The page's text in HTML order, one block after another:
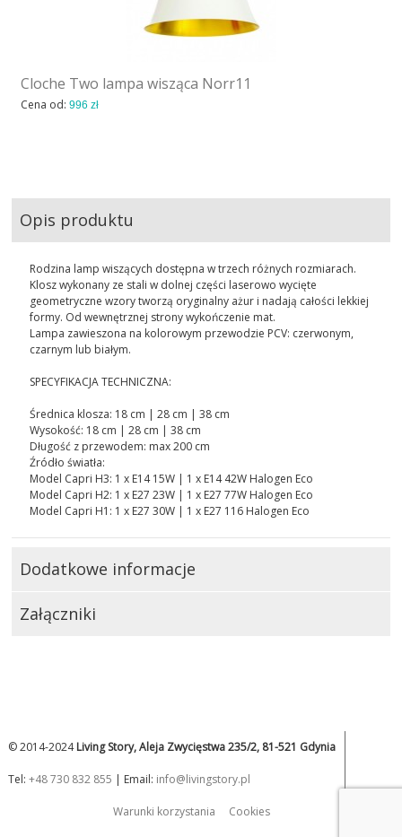
Cloche Two lampa wisząca Norr11
Cena od:996 zł
Opis produktu
Rodzina lamp wiszących dostępna w trzech różnych rozmiarach.
Klosz wykonany ze stali w dolnej części laserowo wycięte
geometryczne wzory tworzą oryginalny ażur i nadają całości lekkiej
formy. Od wewnętrznej strony wykończenie mat.
Lampa zawieszona na kolorowym przewodzie PCV: czerwonym,
czarnym lub białym.
SPECYFIKACJA TECHNICZNA:
Średnica klosza: 18 cm | 28 cm | 38 cm
Wysokość: 18 cm | 28 cm | 38 cm
Długość z przewodem: max 200 cm
Źródło światła:
Model Capri H3: 1 x E14 15W | 1 x E14 42W Halogen Eco
Model Capri H2: 1 x E27 23W | 1 x E27 77W Halogen Eco
Model Capri H1: 1 x E27 30W | 1 x E27 116 Halogen Eco
Dodatkowe informacje
Załączniki
© 2014-2024Living Story, Aleja Zwycięstwa 235/2, 81-521 Gdynia
Tel: +48 730 832 855 | Email: info@livingstory.pl
Warunki korzystania Cookies